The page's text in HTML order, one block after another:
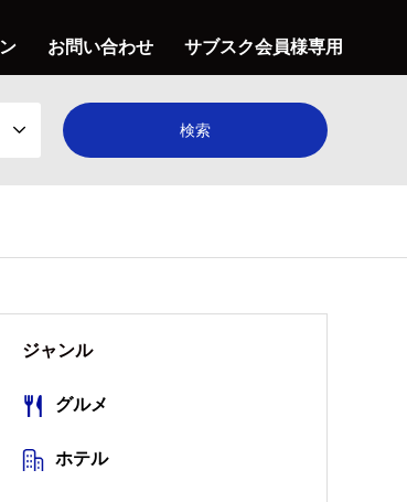
お問い合わせ サブスク会員様専用
ジャンル
グルメ
ホテル